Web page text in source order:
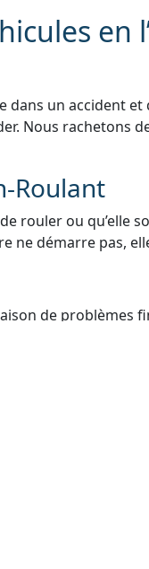
en
dans un accident
Nous rachetons
Roulant
rouler ou qu’elle
ne démarre pas,
de problèmes